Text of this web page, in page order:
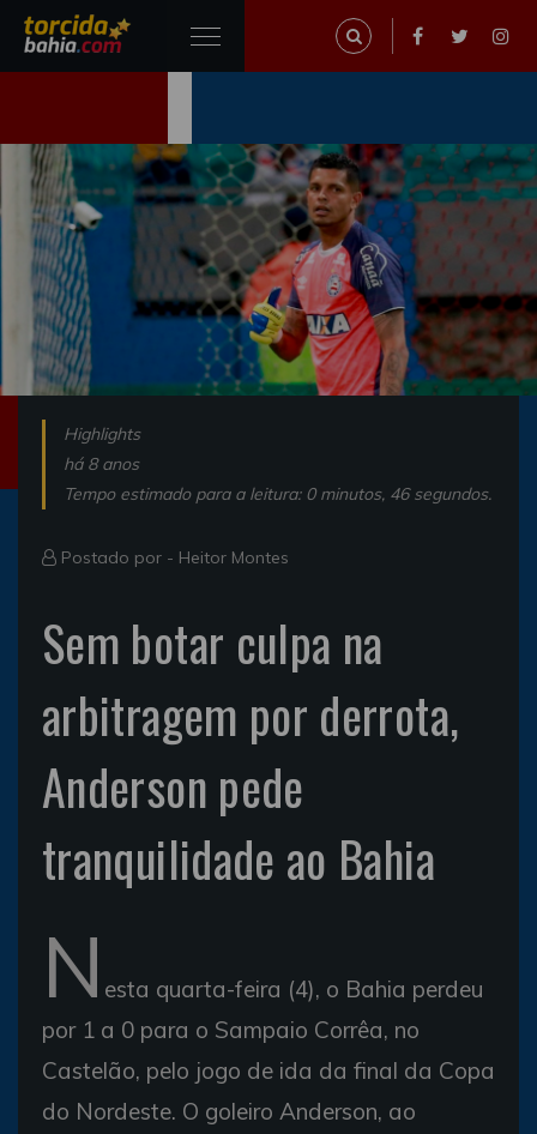
Highlights
há 8 anos
Tempo estimado para a leitura: 0 minutos, 46 segundos.
Postado por - Heitor Montes
Sem botar culpa na
arbitragem por derrota,
Anderson pede
tranquilidade ao Bahia
N esta quarta-feira (4), o Bahia perdeu
por 1 a 0 para o Sampaio Corrêa, no
Castelão, pelo jogo de ida da final da Copa
do Nordeste. O goleiro Anderson, ao